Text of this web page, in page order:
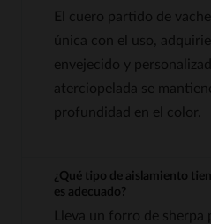
El cuero partido de
única con el uso,
envejecido y
aterciopelada se
profundidad en el color.
¿Qué tipo de aislamiento
es adecuado?
Lleva un forro de sherpa